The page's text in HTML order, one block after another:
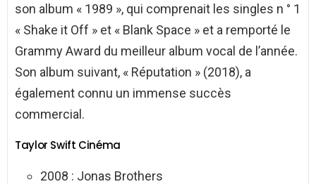
son album « 1989 », qui comprenait les singles n ° 1
« Shake it Off » et « Blank Space » et a remporté le
Grammy Award du meilleur album vocal de l’année.
Son album suivant, « Réputation » (2018), a
également connu un immense succès
commercial.
Taylor Swift Cinéma
2008 : Jonas Brothers